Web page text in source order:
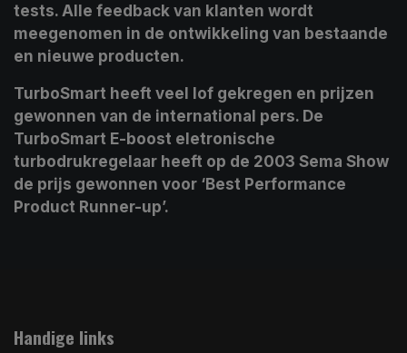
tests. Alle feedback van klanten wordt
meegenomen in de ontwikkeling van bestaande
en nieuwe producten.
TurboSmart heeft veel lof gekregen en prijzen
gewonnen van de international pers. De
TurboSmart E-boost eletronische
turbodrukregelaar heeft op de 2003 Sema Show
de prijs gewonnen voor ‘Best Performance
Product Runner-up’.
Handige links